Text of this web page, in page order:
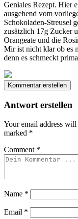
Geniales Rezept. Hier
ausgehend vom
Schokoladen-Streusel
zusätzlich 17g Zucker
Orangeate und die
Mir ist nicht klar ob es
denn es schmeckt
Kommentar erstellen
Antwort erstellen
Your email address
marked *
Comment *
Name *
Email *